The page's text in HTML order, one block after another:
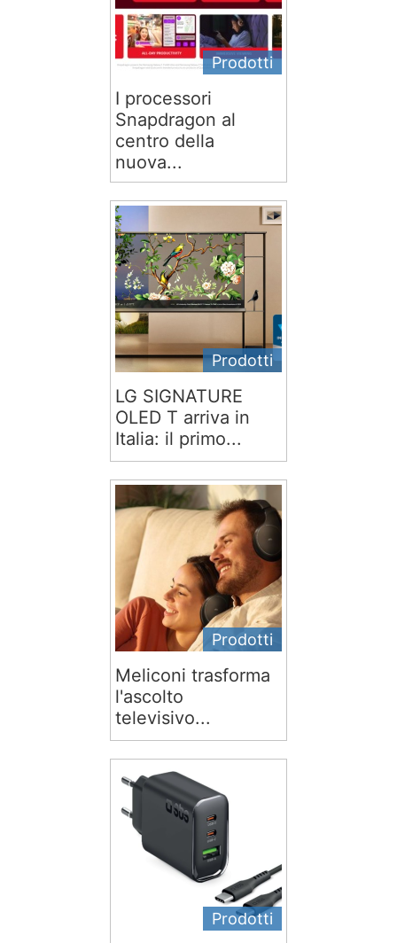
Prodotti
I processori
Snapdragon al
centro della
nuova...
Prodotti
LG SIGNATURE
OLED T arriva in
Italia: il primo...
Prodotti
Meliconi trasforma
l'ascolto
televisivo...
Prodotti